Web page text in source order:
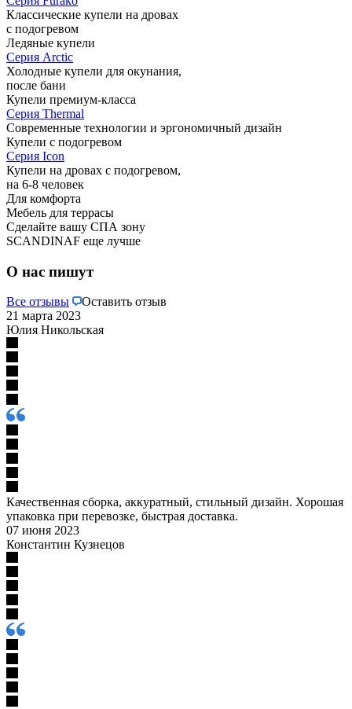
Классические купели на дровах
с подогревом
Ледяные купели
Серия Arctic
Холодные купели для окунания,
после бани
Купели премиум-класса
Серия Thermal
Современные технологии и эргономичный дизайн
Купели с подогревом
Серия Icon
Купели на дровах с подогревом,
на 6-8 человек
Для комфорта
Мебель для террасы
Сделайте вашу СПА зону
SCANDINAF еще лучше
О нас пишут
Все отзывы
Оставить отзыв
21 марта 2023
Юлия Никольская
Качественная сборка, аккуратный, стильный дизайн. Хорошая
упаковка при перевозке, быстрая доставка.
07 июня 2023
Константин Кузнецов